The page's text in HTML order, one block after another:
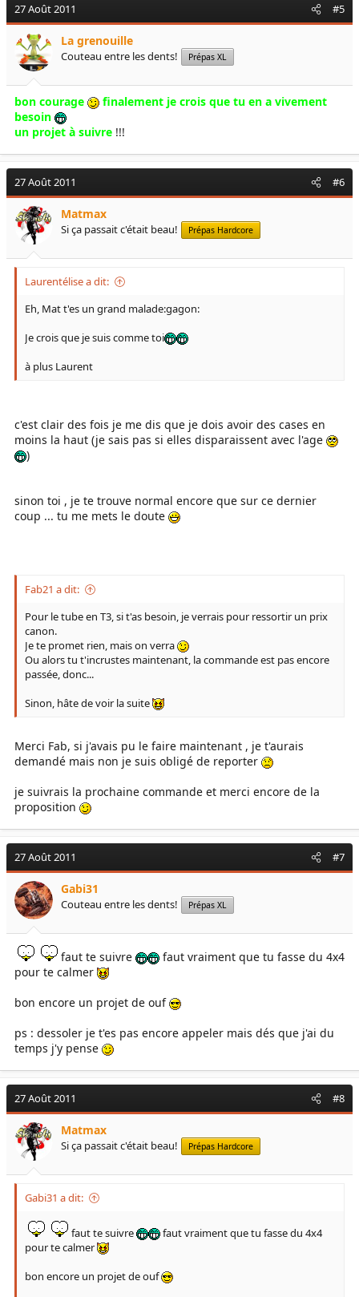
27 Août 2011 #5
La grenouille
Couteau entre les dents! Prépas XL
bon courage
finalement je crois que tu en a vivement
besoin
un projet à suivre !!!
27 Août 2011 #6
Matmax
Si ça passait c'était beau! Prépas Hardcore
Laurentélise a dit:
Eh, Mat t'es un grand malade:gagon:
Je crois que je suis comme toi
à plus Laurent
c'est clair des fois je me dis que je dois avoir des cases en
moins la haut (je sais pas si elles disparaissent avec l'age
)
sinon toi , je te trouve normal encore que sur ce dernier
coup ... tu me mets le doute
Fab21 a dit:
Pour le tube en T3, si t'as besoin, je verrais pour ressortir un prix
canon.
Je te promet rien, mais on verra
Ou alors tu t'incrustes maintenant, la commande est pas encore
passée, donc...
Sinon, hâte de voir la suite
Merci Fab, si j'avais pu le faire maintenant , je t'aurais
demandé mais non je suis obligé de reporter
je suivrais la prochaine commande et merci encore de la
proposition
27 Août 2011 #7
Gabi31
Couteau entre les dents! Prépas XL
faut te suivre
faut vraiment que tu fasse du 4x4
pour te calmer
bon encore un projet de ouf
ps : dessoler je t'es pas encore appeler mais dés que j'ai du
temps j'y pense
27 Août 2011 #8
Matmax
Si ça passait c'était beau! Prépas Hardcore
Gabi31 a dit:
faut te suivre
faut vraiment que tu fasse du 4x4
pour te calmer
bon encore un projet de ouf